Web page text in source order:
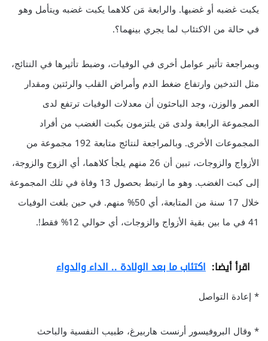
يكبت غضبه أو غضبها. والرابعة مَن كلاهما يكبت غضبه ويتأمل وهو
في حالة من الاكتئاب لما يجري بينهما؟.
وبمراجعة تأثير عوامل أخرى في الوفيات، وضبط تأثيرها في النتائج،
مثل التدخين وارتفاع ضغط الدم وأمراض القلب والرئتين ومقدار
العمر والوزن، وجد الباحثون أن معدلات الوفيات ترتفع لدى
المجموعة الرابعة ولدى مَن يلتزمون بكبت الغضب من أفراد
المجموعات الأخرى. وبالمراجعة لنتائج متابعة 192 مجموعة من
الأزواج والزوجات، تبين أن 26 منهم يلجأ كلاهما، أي الزوج والزوجة،
إلى كبت الغضب. وهو ما ارتبط بحصول 13 وفاة في تلك المجموعة
خلال 17 سنة من المتابعة، أي 50% منهم. في حين بلغت الوفيات
41 في ما بين بقية الأزواج والزوجات، أي حوالي 12% فقط!.
اقرأ أيضا: اكتئاب ما بعد الولادة .. الداء والدواء
* إعادة التواصل
* وقال البروفيسور أرنست هاربيرغ، طبيب النفسية والباحث